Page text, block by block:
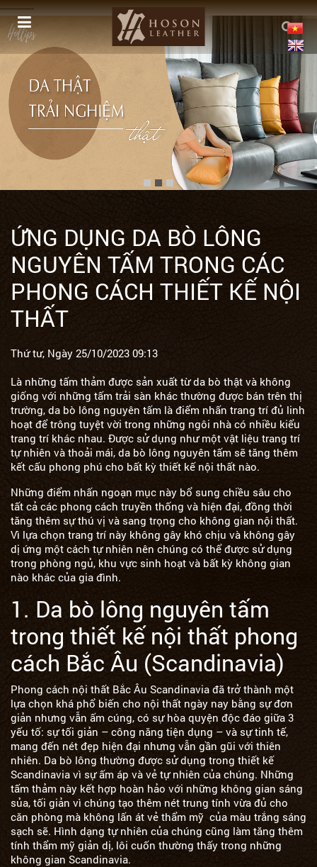
------------
ỨNG DỤNG DA BÒ LÔNG
NGUYÊN TẤM TRONG CÁC
PHONG CÁCH THIẾT KẾ NỘI
THẤT
Thứ tư, Ngày 25/10/2023 09:13
Là những tấm thảm được sản xuất từ da bò thật và không
giống với những tấm trải sàn khác thường được bán trên thị
trường, da bò lông nguyên tấm là điểm nhấn trang trí đủ linh
hoạt để trông tuyệt vời trong những ngôi nhà có nhiều kiểu
trang trí khác nhau. Được sử dụng như một vật liệu trang trí
tự nhiên và thoải mái, da bò lông nguyên tấm sẽ tăng thêm
kết cấu phong phú cho bất kỳ thiết kế nội thất nào.
Những điểm nhấn ngoạn mục này bổ sung chiều sâu cho
tất cả các phong cách truyền thống và hiện đại, đồng thời
tăng thêm sự thú vị và sang trọng cho không gian nội thất.
Vì lựa chọn trang trí này không gây khó chịu và không gây
dị ứng một cách tự nhiên nên chúng có thể được sử dụng
trong phòng ngủ, khu vực sinh hoạt và bất kỳ không gian
nào khác của gia đình.
1. Da bò lông nguyên tấm
trong thiết kế nội thất phong
cách Bắc Âu (Scandinavia)
Phong cách nội thất Bắc Âu Scandinavia đã trở thành một
lựa chọn khá phổ biến cho nội thất ngày nay bằng sự đơn
giản nhưng vẫn ấm cúng, có sự hòa quyện độc đáo giữa 3
yếu tố: sự tối giản – công năng tiện dụng – và sự tinh tế,
mang đến nét đẹp hiện đại nhưng vẫn gần gũi với thiên
nhiên. Da bò lông thường được sử dụng trong thiết kế
Scandinavia vì sự ấm áp và vẻ tự nhiên của chúng. Những
tấm thảm này kết hợp hoàn hảo với những không gian sáng
sủa, tối giản vì chúng tạo thêm nét trung tính vừa đủ cho
căn phòng mà không lấn át vẻ thẩm mỹ của màu trắng sáng
sạch sẽ. Hình dạng tự nhiên của chúng cũng làm tăng thêm
tính thẩm mỹ giản dị, lôi cuốn thường thấy trong những
không gian Scandinavia.